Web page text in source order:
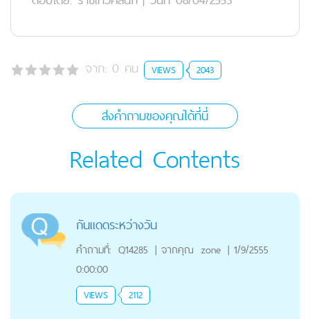
จาก: 0 คน VIEWS 2043
ส่งคำถามของคุณได้ที่นี่
Related Contents
กันเเดดระหว่างวัน
คำถามที่: Q14285 | จากคุณ zone | 1/9/2555
0:00:00
VIEWS 2112